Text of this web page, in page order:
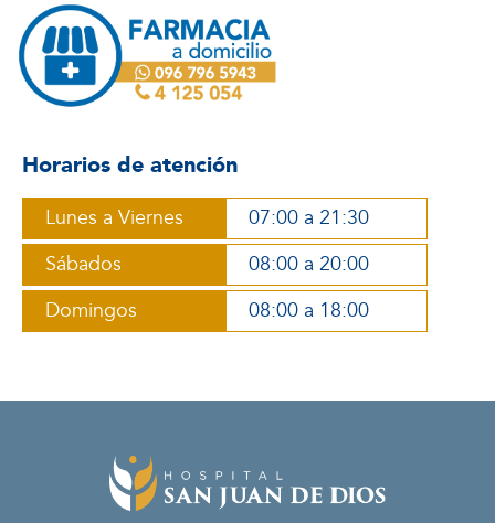
Horarios de atención
Lunes a Viernes
07:00 a 21:30
Sábados
08:00 a 20:00
Domingos
08:00 a 18:00